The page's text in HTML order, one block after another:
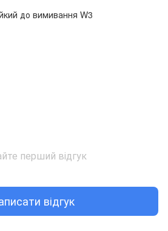
до вимивання W3
перший відгук
відгук